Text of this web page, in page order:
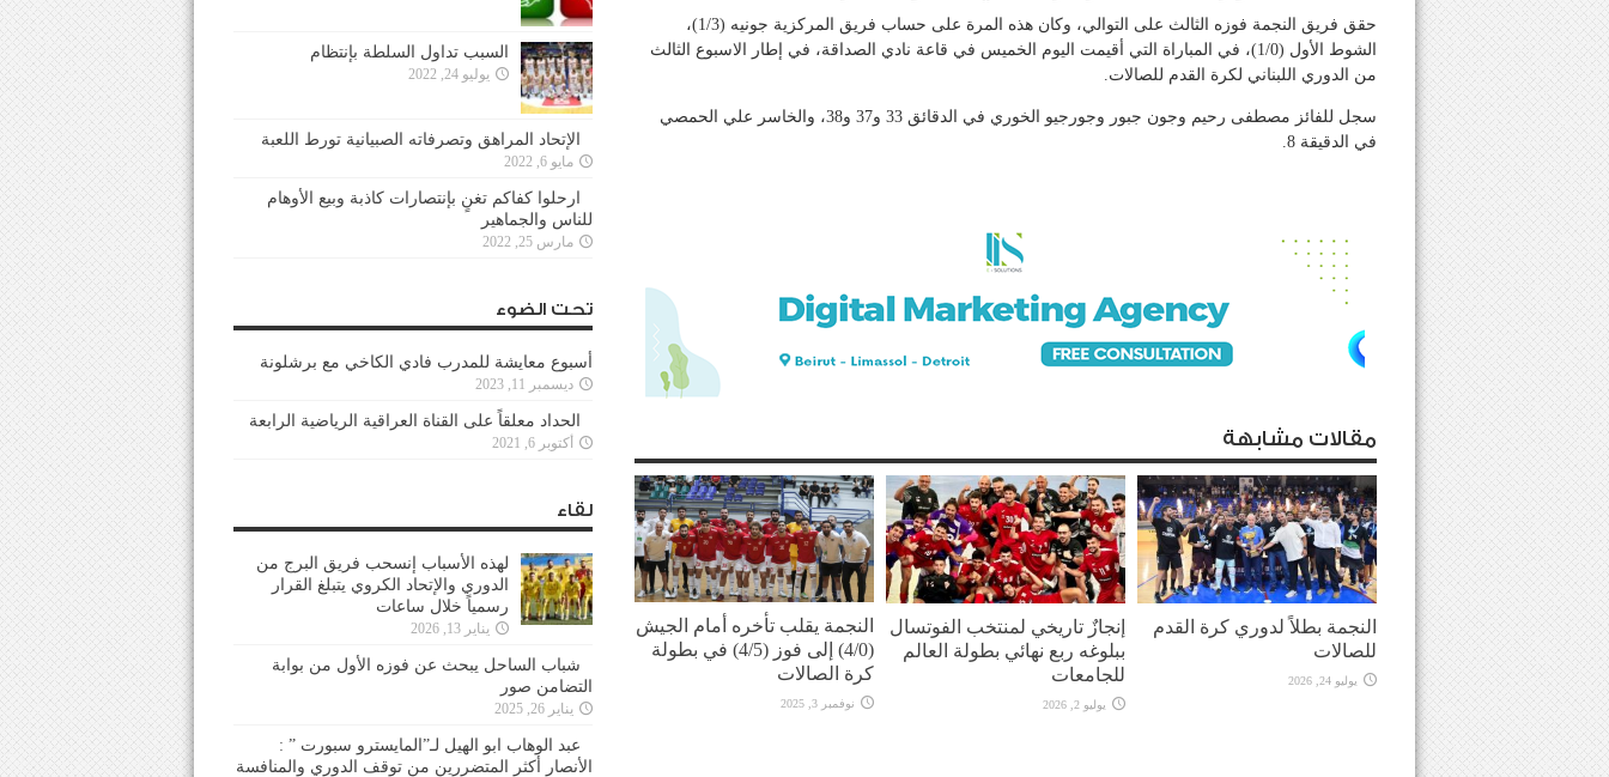
حقق فريق النجمة فوزه الثالث على التوالي، وكان هذه المرة على حساب فريق المركزية جونيه (1/3)،
الشوط الأول (1/0)، في المباراة التي أقيمت اليوم الخميس في قاعة نادي الصداقة، في إطار الاسبوع الثالث
من الدوري اللبناني لكرة القدم للصالات.
سجل للفائز مصطفى رحيم وجون جبور وجورجيو الخوري في الدقائق 33 و37 و38، والخاسر علي الحمصي
في الدقيقة 8.
مقالات مشابهة
النجمة بطلاً لدوري كرة القدم
للصالات
يوليو 24, 2026
إنجازٌ تاريخي لمنتخب الفوتسال
ببلوغه ربع نهائي بطولة العالم
للجامعات
يوليو 2, 2026
النجمة يقلب تأخره أمام الجيش
(4/0) إلى فوز (4/5) في بطولة
كرة الصالات
نوفمبر 3, 2025
السبب تداول السلطة بإنتظام
يوليو 24, 2022
الإتحاد المراهق وتصرفاته الصبيانية تورط اللعبة
مايو 6, 2022
ارحلوا كفاكم تغنٍ بإنتصارات كاذبة وبيع الأوهام
للناس والجماهير
مارس 25, 2022
تحت الضوء
أسبوع معايشة للمدرب فادي الكاخي مع برشلونة
ديسمبر 11, 2023
الحداد معلقاً على القناة العراقية الرياضية الرابعة
أكتوبر 6, 2021
لقاء
لهذه الأسباب إنسحب فريق البرج من
الدوري والإتحاد الكروي يتبلغ القرار
رسمياً خلال ساعات
يناير 13, 2026
شباب الساحل يبحث عن فوزه الأول من بوابة
التضامن صور
يناير 26, 2025
عبد الوهاب ابو الهيل لـ”المايسترو سبورت ” :
الأنصار أكثر المتضررين من توقف الدوري والمنافسة